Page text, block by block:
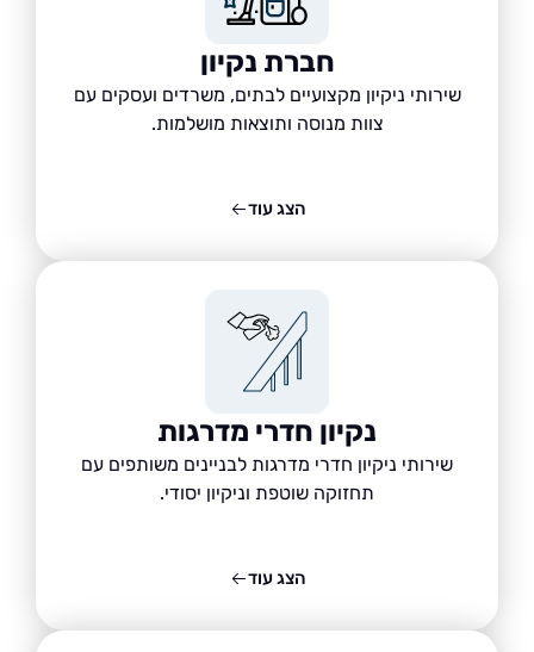
חברת נקיון
שירותי ניקיון מקצועיים לבתים, משרדים ועסקים עם
צוות מנוסה ותוצאות מושלמות.
נקיון חדרי מדרגות
שירותי ניקיון חדרי מדרגות לבניינים משותפים עם
תחזוקה שוטפת וניקיון יסודי.